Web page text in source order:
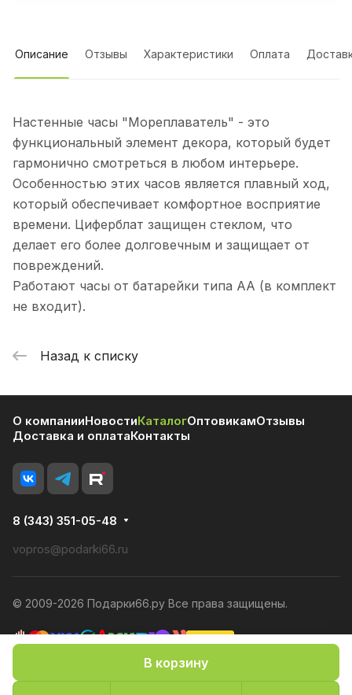
В корзину
Описание Отзывы Характеристики Оплата
Настенные часы "Мореплаватель" - это
функциональный элемент декора, который будет
гармонично смотреться в любом интерьере.
Особенностью этих часов является плавный ход,
который обеспечивает комфортное восприятие
времени. Циферблат защищен стеклом, что
делает его более долговечным и защищает от
повреждений.
Работают часы от батарейки типа АА (в комплект
не входит).
Назад к списку
О компанииНовостиКаталогОптовикамОтзывы
Доставка и оплатаКонтакты
8 (343) 351-05-48
vopros@podarki66.ru
© 2009-2026 Подарки66.ру Все права защищены.
Политика конфиденциальности